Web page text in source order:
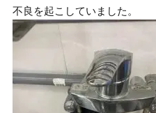
不良を起こしていました。